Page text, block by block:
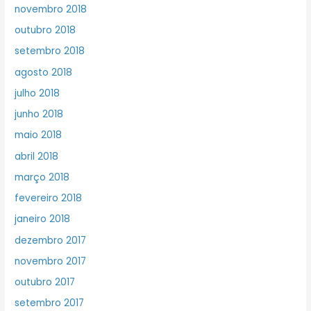
novembro 2018
outubro 2018
setembro 2018
agosto 2018
julho 2018
junho 2018
maio 2018
abril 2018
março 2018
fevereiro 2018
janeiro 2018
dezembro 2017
novembro 2017
outubro 2017
setembro 2017